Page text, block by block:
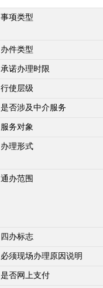
事项类型
办件类型
承诺办理时限
行使层级
是否涉及中介服务
服务对象
办理形式
通办范围
四办标志
必须现场办理原因说明
是否网上支付